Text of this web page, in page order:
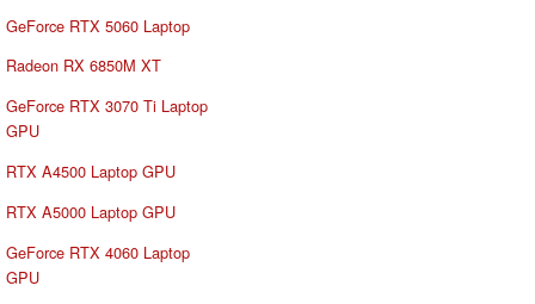
GeForce RTX 5060 Laptop
Radeon RX 6850M XT
GeForce RTX 3070 Ti Laptop
GPU
RTX A4500 Laptop GPU
RTX A5000 Laptop GPU
GeForce RTX 4060 Laptop
GPU